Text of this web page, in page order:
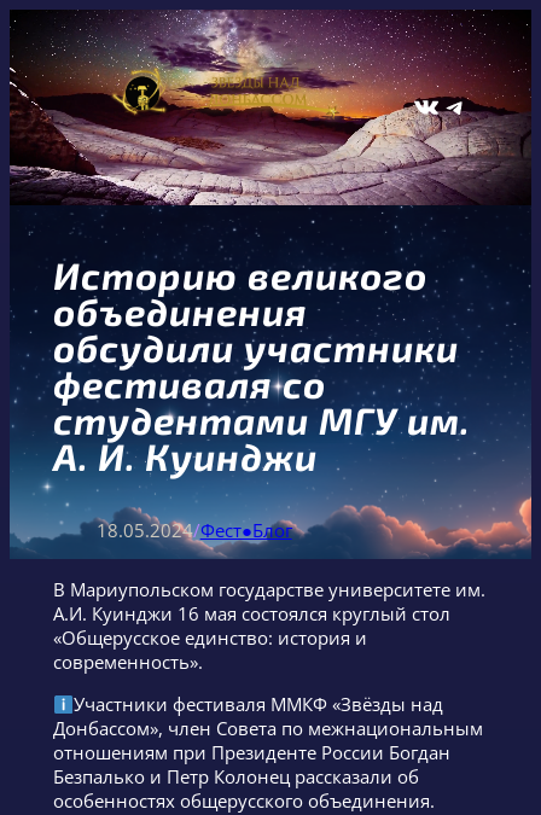
Перейти
содержимому
ВКонтакте Telegram
Историю великого
объединения
обсудили участники
фестиваля со
студентами МГУ им.
А. И. Куинджи
18.05.2024/Фест●Блог
В Мариупольском государстве университете им.
А.И. Куинджи 16 мая состоялся круглый стол
«Общерусское единство: история и
современность».
Участники фестиваля ММКФ «Звёзды над
Донбассом», член Совета по межнациональным
отношениям при Президенте России Богдан
Безпалько и Петр Колонец рассказали об
особенностях общерусского объединения.